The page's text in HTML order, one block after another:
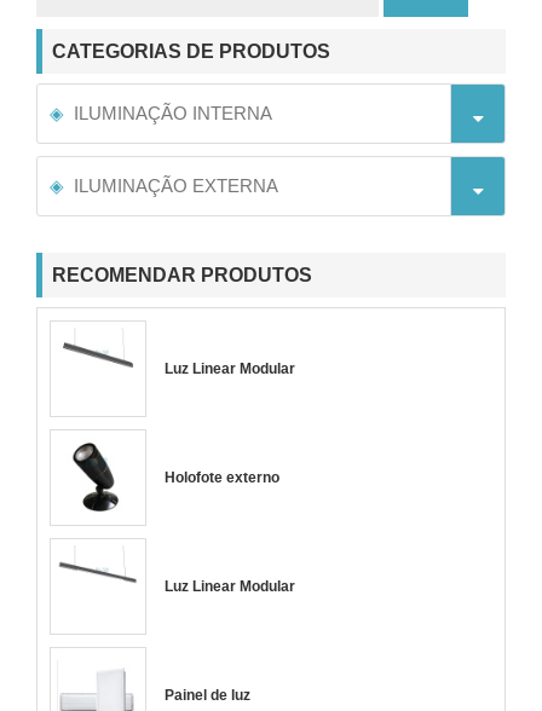
CATEGORIAS DE PRODUTOS
ILUMINAÇÃO INTERNA
ILUMINAÇÃO EXTERNA
RECOMENDAR PRODUTOS
Luz Linear Modular
Holofote externo
Luz Linear Modular
Painel de luz